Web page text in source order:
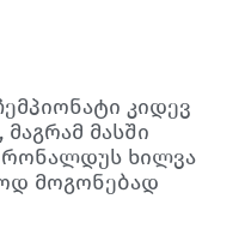
კიდევ
მასში
რონალდუს ხილვა
მოგონებად